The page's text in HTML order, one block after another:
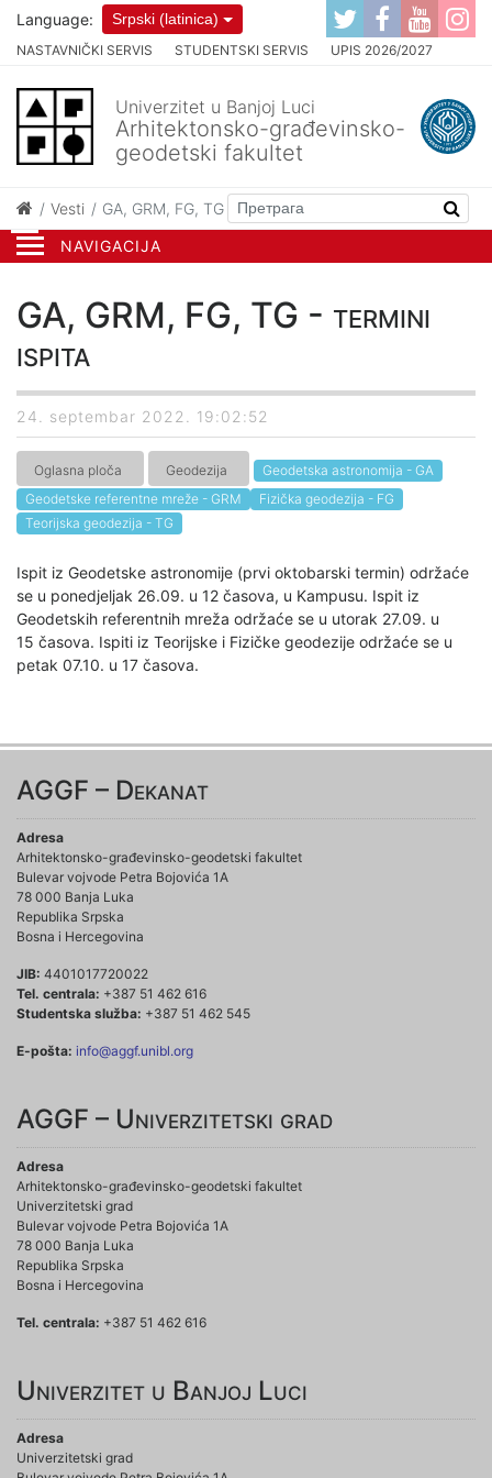
NAVIGACIJA
NASTAVNIČKI SERVIS STUDENTSKI SERVIS UPIS 2026/2027
Language: Srpski (latinica)
Univerzitet u Banjoj Luci
Arhitektonsko-građevinsko-
geodetski fakultet
Vesti GA, GRM, FG, TG - termini ispita
GA, GRM, FG, TG - termini
ispita
24. septembar 2022. 19:02:52
Oglasna ploča Geodezija
Geodetska astronomija - GA
Geodetske referentne mreže - GRM
Fizička geodezija - FG
Teorijska geodezija - TG
Ispit iz Geodetske astronomije (prvi oktobarski termin) održaće
se u ponedjeljak 26.09. u 12 časova, u Kampusu. Ispit iz
Geodetskih referentnih mreža održaće se u utorak 27.09. u
15 časova. Ispiti iz Teorijske i Fizičke geodezije održaće se u
petak 07.10. u 17 časova.
AGGF – Dekanat
Adresa
Arhitektonsko-građevinsko-geodetski fakultet
Bulevar vojvode Petra Bojovića 1A
78 000 Banja Luka
Republika Srpska
Bosna i Hercegovina
JIB: 4401017720022
Tel. centrala: +387 51 462 616
Studentska služba: +387 51 462 545
E-pošta: info@aggf.unibl.org
AGGF – Univerzitetski grad
Adresa
Arhitektonsko-građevinsko-geodetski fakultet
Univerzitetski grad
Bulevar vojvode Petra Bojovića 1A
78 000 Banja Luka
Republika Srpska
Bosna i Hercegovina
Tel. centrala: +387 51 462 616
Univerzitet u Banjoj Luci
Adresa
Univerzitetski grad